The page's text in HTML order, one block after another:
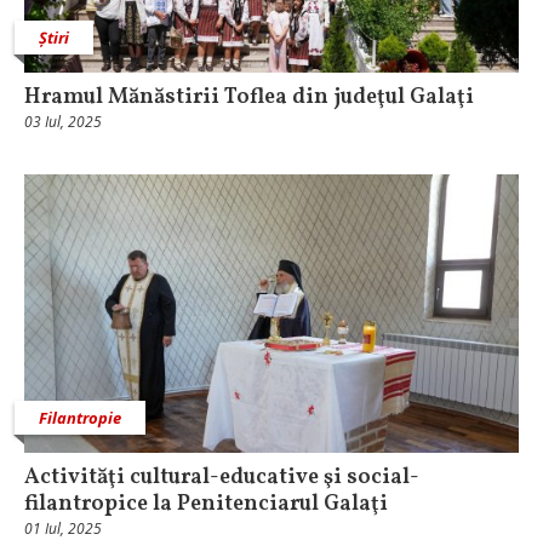
Știri
Hramul Mănăstirii Toflea din judeţul Galaţi
03 Iul, 2025
Filantropie
Activităţi cultural-educative şi social-
filantropice la Penitenciarul Galaţi
01 Iul, 2025